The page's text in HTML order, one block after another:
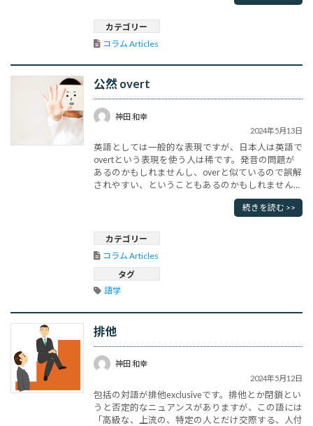
詞です。狩の獲物が隠れている下生えや藪などの隠
れ場所を･･･
カテゴリー
コラム Articles
公然 overt
神田 和幸
2024年5月13日
英語としては一般的な表現ですが、日本人は英語で
overtという表現を使う人は稀です。発音の問題が
あるのかもしれませんし、overと似ているので誤解
されやすい、ということもあるのかもしれません。
逆にいえば、聞き取り間違いがあるのかもしれませ
ん。「公然と、あからさまな、あらわな、明示的」
英語表現を見てみましょう。表現の例としては、an
overt act（･･･
続きを読む >>
カテゴリー
コラム Articles
タグ
語学
排他
神田 和幸
2024年5月12日
包括の対語が排他exclusiveです。排他とか閉鎖とい
うと否定的なニュアンスがありますが、この語には
「高級な、上流の、特定の人とだけ交際する、人付